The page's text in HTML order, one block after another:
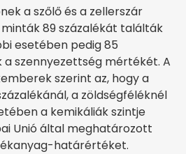
a szőlő és a zellerszár
89 százalékát találták
esetében pedig 85
szennyezettség mértékét. A
szerint az, hogy a
a zöldségféléknél
a kemikáliák szintje
Unió által meghatározott
határértéket.